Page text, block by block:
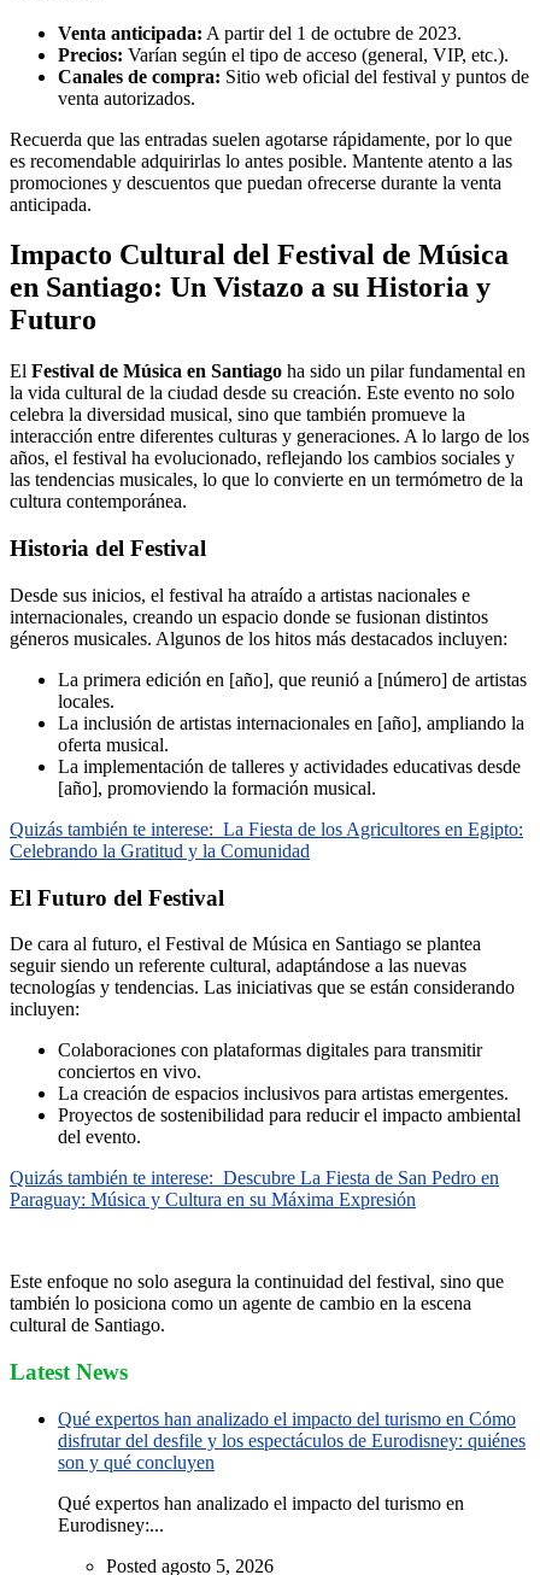
Venta anticipada: A partir del 1 de octubre de 2023.
Precios: Varían según el tipo de acceso (general, VIP, etc.).
Canales de compra: Sitio web oficial del festival y puntos de
venta autorizados.
Recuerda que las entradas suelen agotarse rápidamente, por lo que
es recomendable adquirirlas lo antes posible. Mantente atento a las
promociones y descuentos que puedan ofrecerse durante la venta
anticipada.
Impacto Cultural del Festival de Música
en Santiago: Un Vistazo a su Historia y
Futuro
El Festival de Música en Santiago ha sido un pilar fundamental en
la vida cultural de la ciudad desde su creación. Este evento no solo
celebra la diversidad musical, sino que también promueve la
interacción entre diferentes culturas y generaciones. A lo largo de los
años, el festival ha evolucionado, reflejando los cambios sociales y
las tendencias musicales, lo que lo convierte en un termómetro de la
cultura contemporánea.
Historia del Festival
Desde sus inicios, el festival ha atraído a artistas nacionales e
internacionales, creando un espacio donde se fusionan distintos
géneros musicales. Algunos de los hitos más destacados incluyen:
La primera edición en [año], que reunió a [número] de artistas
locales.
La inclusión de artistas internacionales en [año], ampliando la
oferta musical.
La implementación de talleres y actividades educativas desde
[año], promoviendo la formación musical.
Quizás también te interese: La Fiesta de los Agricultores en Egipto:
Celebrando la Gratitud y la Comunidad
El Futuro del Festival
De cara al futuro, el Festival de Música en Santiago se plantea
seguir siendo un referente cultural, adaptándose a las nuevas
tecnologías y tendencias. Las iniciativas que se están considerando
incluyen:
Colaboraciones con plataformas digitales para transmitir
conciertos en vivo.
La creación de espacios inclusivos para artistas emergentes.
Proyectos de sostenibilidad para reducir el impacto ambiental
del evento.
Quizás también te interese: Descubre La Fiesta de San Pedro en
Paraguay: Música y Cultura en su Máxima Expresión
Este enfoque no solo asegura la continuidad del festival, sino que
también lo posiciona como un agente de cambio en la escena
cultural de Santiago.
Latest News
Qué expertos han analizado el impacto del turismo en Cómo
disfrutar del desfile y los espectáculos de Eurodisney: quiénes
son y qué concluyen
Qué expertos han analizado el impacto del turismo en
Eurodisney:...
Posted agosto 5, 2026